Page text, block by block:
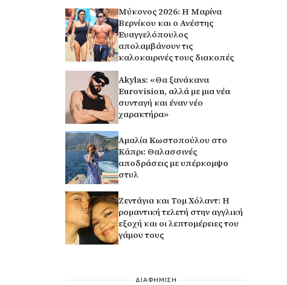
Μύκονος 2026: Η Μαρίνα
Βερνίκου και ο Ανέστης
Ευαγγελόπουλος
απολαμβάνουν τις
καλοκαιρινές τους διακοπές
Akylas: «Θα ξανάκανα
Eurovision, αλλά με μια νέα
συνταγή και έναν νέο
χαρακτήρα»
Αμαλία Κωστοπούλου στο
Κάπρι: Θαλασσινές
αποδράσεις με υπέρκομψο
στυλ
Ζεντάγια και Τομ Χόλαντ: Η
ρομαντική τελετή στην αγγλική
εξοχή και οι λεπτομέρειες του
γάμου τους
ΔΙΑΦΗΜΙΣΗ